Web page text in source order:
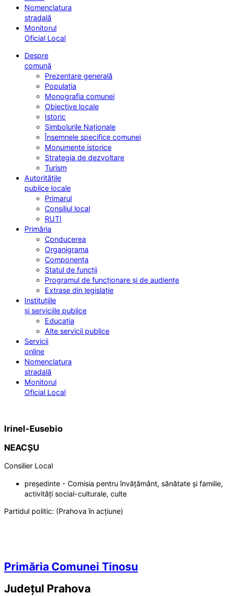
Nomenclatura
stradală
Monitorul
Oficial Local
Despre
comună
Prezentare generală
Populația
Monografia comunei
Obiective locale
Istoric
Simbolurile Naționale
Însemnele specifice comunei
Monumente istorice
Strategia de dezvoltare
Turism
Autoritățile
publice locale
Primarul
Consiliul local
RUTI
Primăria
Conducerea
Organigrama
Componența
Statul de funcții
Programul de funcționare și de audiențe
Extrase din legislație
Instituțiile
și serviciile publice
Educația
Alte servicii publice
Servicii
online
Nomenclatura
stradală
Monitorul
Oficial Local
Irinel-Eusebio
NEACȘU
Consilier Local
președinte - Comisia pentru învățământ, sănătate și familie,
activități social-culturale, culte
Partidul politic: (Prahova în acțiune)
Primăria Comunei Tinosu
Județul Prahova